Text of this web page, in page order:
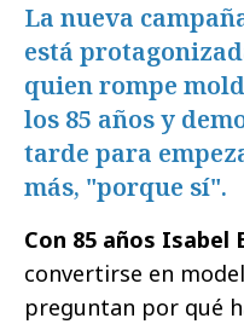
La nueva
está
quien rompe
los 85 años y
tarde para
más, "porque sí".
Con 85 años Isabel
convertirse en
preguntan por qué